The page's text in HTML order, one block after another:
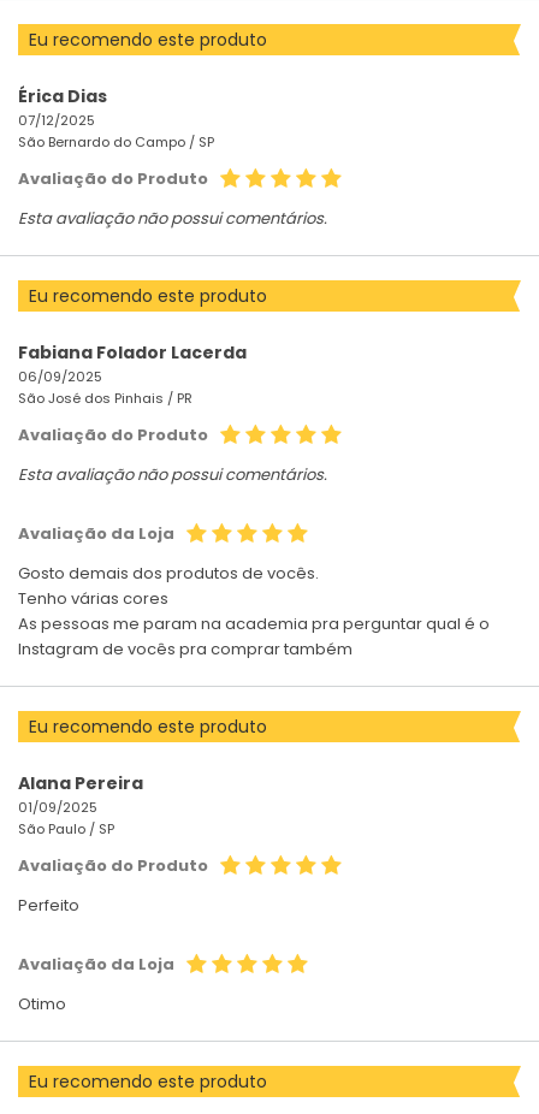
Eu recomendo este produto
Érica Dias
07/12/2025
São Bernardo do Campo / SP
Avaliação do Produto
Esta avaliação não possui comentários.
Eu recomendo este produto
Fabiana Folador Lacerda
06/09/2025
São José dos Pinhais / PR
Avaliação do Produto
Esta avaliação não possui comentários.
Avaliação da Loja
Gosto demais dos produtos de vocês.
Tenho várias cores
As pessoas me param na academia pra perguntar qual é o
Instagram de vocês pra comprar também
Eu recomendo este produto
Alana Pereira
01/09/2025
São Paulo / SP
Avaliação do Produto
Perfeito
Avaliação da Loja
Otimo
Eu recomendo este produto